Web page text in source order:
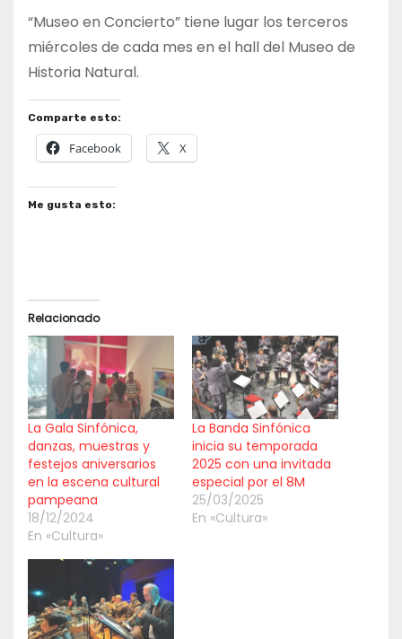
“Museo en Concierto” tiene lugar los terceros
miércoles de cada mes en el hall del Museo de
Historia Natural.
Comparte esto:
Facebook X
Me gusta esto:
Relacionado
La Gala Sinfónica,
danzas, muestras y
festejos aniversarios
en la escena cultural
pampeana
18/12/2024
En «Cultura»
La Banda Sinfónica
inicia su temporada
2025 con una invitada
especial por el 8M
25/03/2025
En «Cultura»